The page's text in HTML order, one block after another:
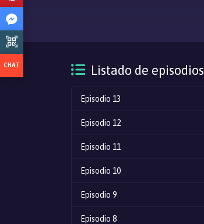
Listado de episodios
Episodio 13
Episodio 12
Episodio 11
Episodio 10
Episodio 9
Episodio 8